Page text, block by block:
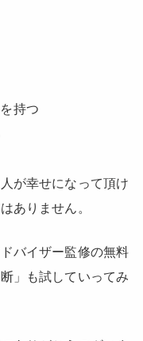
持つ
が幸せになって頂け
ありません。
バイザー監修の無料
」も試していってみ